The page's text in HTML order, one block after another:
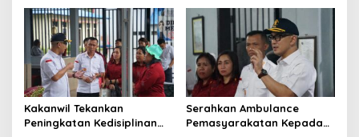
Kakanwil Tekankan
Peningkatan Kedisiplinan
Serahkan Ambulance
Pemasyarakatan Kepada